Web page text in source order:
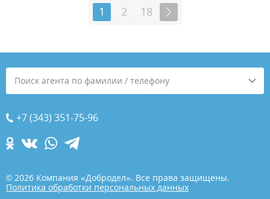
1 2 18
+7 (343) 351-75-96
Поиск агента по фамилии / телефону
© 2026 Компания «Добродел». Все права защищены.
Политика обработки персональных данных